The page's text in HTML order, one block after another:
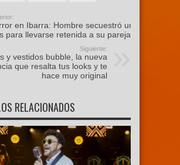
en Ibarra: Hombre secuestró un
para llevarse retenida a su pareja
Siguiente:
y vestidos bubble, la nueva
que resalta tus looks y te
hace muy original
RELACIONADOS